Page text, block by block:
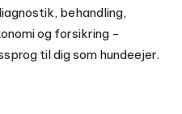
behandling,
og forsikring -
til dig som hundeejer.